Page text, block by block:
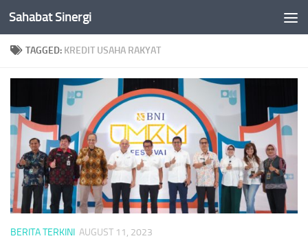
Skip to content
Sahabat Sinergi
TAGGED: KREDIT USAHA RAKYAT
BERITA TERKINI AUGUST 11, 2023